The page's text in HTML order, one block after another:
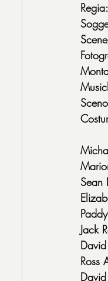
Sean
Jack
Ross